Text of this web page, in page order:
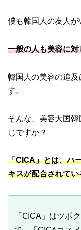
僕も韓国人の友人が
一般の人も美容に
韓国人の美容の追及
す。
そんな、美容大国
じですか？
「CICA」とは、ハ
キスが配合されてい
「CICA」はツボ